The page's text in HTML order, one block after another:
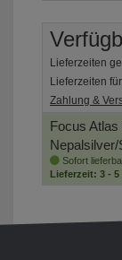
Lieferzeiten
Lieferzeiten
Zahlung &
Focus
Sofort
Lieferzeit: 3 - 5